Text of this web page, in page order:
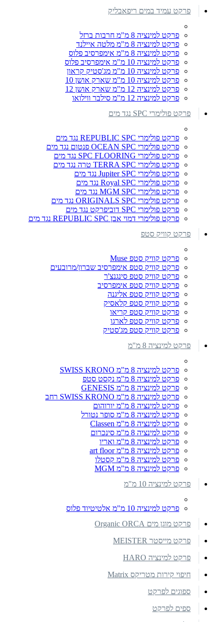
פרקט עמיד במים ריפאבליק
פרקט למינציה 8 מ"מ חרבות ברזל
פרקט למינציה 8 מ"מ מלטה איילנד
פרקט למינציה 8 מ"מ אימפרסיב פלוס
פרקט למינציה 10 מ"מ אימפרסיב פלוס
פרקט למינציה 10 מ"מ מג'סטיק קראון
פרקט למינציה 10 מ"מ שארק אושן 10
פרקט למינציה 12 מ"מ שארק אושן 12
פרקט למינציה 12 מ"מ סילבר ווילואו
פרקט פולימרי SPC נגד מים
פרקט פולימרי REPUBLIC SPC נגד מים
פרקט פולימרי OCEAN SPC פנטום נגד מים
פרקט פולימרי SPC FLOORING נגד מים
פרקט פולימרי TERRA SPC טרה נגד מים
פרקט פולימרי Jupiter SPC נגד מים
פרקט פולימרי Royal SPC נגד מים
פרקט פולימרי MGM SPC נגד מים
פרקט פולימרי ORIGINALS SPC נגד מים
פרקט פולימרי SPC דוביפרקט נגד מים
פרקט פולימרי דמוי אבן REPUBLIC SPC נגד מים
פרקט קוויק סטפ
פרקט קוויק סטפ Muse
פרקט קוויק סטפ אימפרסיב שברון/מרובעים
פרקט קוויק סטפ סינגנצ'ר
פרקט קוויק סטפ אימפרסיב
פרקט קוויק סטפ אליגנה
פרקט קוויק סטפ קלאסיק
פרקט קוויק סטפ קריאו
פרקט קוויק סטפ לארגו
פרקט קוויק סטפ מג'סטיק
פרקט למינציה 8 מ"מ
פרקט למינציה 8 מ"מ SWISS KRONO
פרקט למינציה 8 מ"מ נקסט סטפ
פרקט למינציה 8 מ"מ GENESIS
פרקט למינציה 8 מ"מ SWISS KRONO רחב
פרקט למינציה 8 מ"מ יורוהום
פרקט למינציה 8 מ"מ סופר נטורל
פרקט למינציה 8 מ"מ Classen
פרקט למינציה 8 מ"מ סינכרום
פרקט למינציה 8 מ"מ ואריו
פרקט למינציה 8 מ"מ art floor
פרקט למינציה 8 מ"מ קסטלו
פרקט למינציה 8 מ"מ MGM
פרקט למינציה 10 מ"מ
פרקט למינציה 10 מ"מ אלטיטיוד פלוס
פרקט מוגן מים Organic ORCA
פרקט מייסטר MEISTER
פרקט למינציה HARO
חיפוי קירות מטריקס Matrix
ספוגים לפרקט
ספים לפרקט